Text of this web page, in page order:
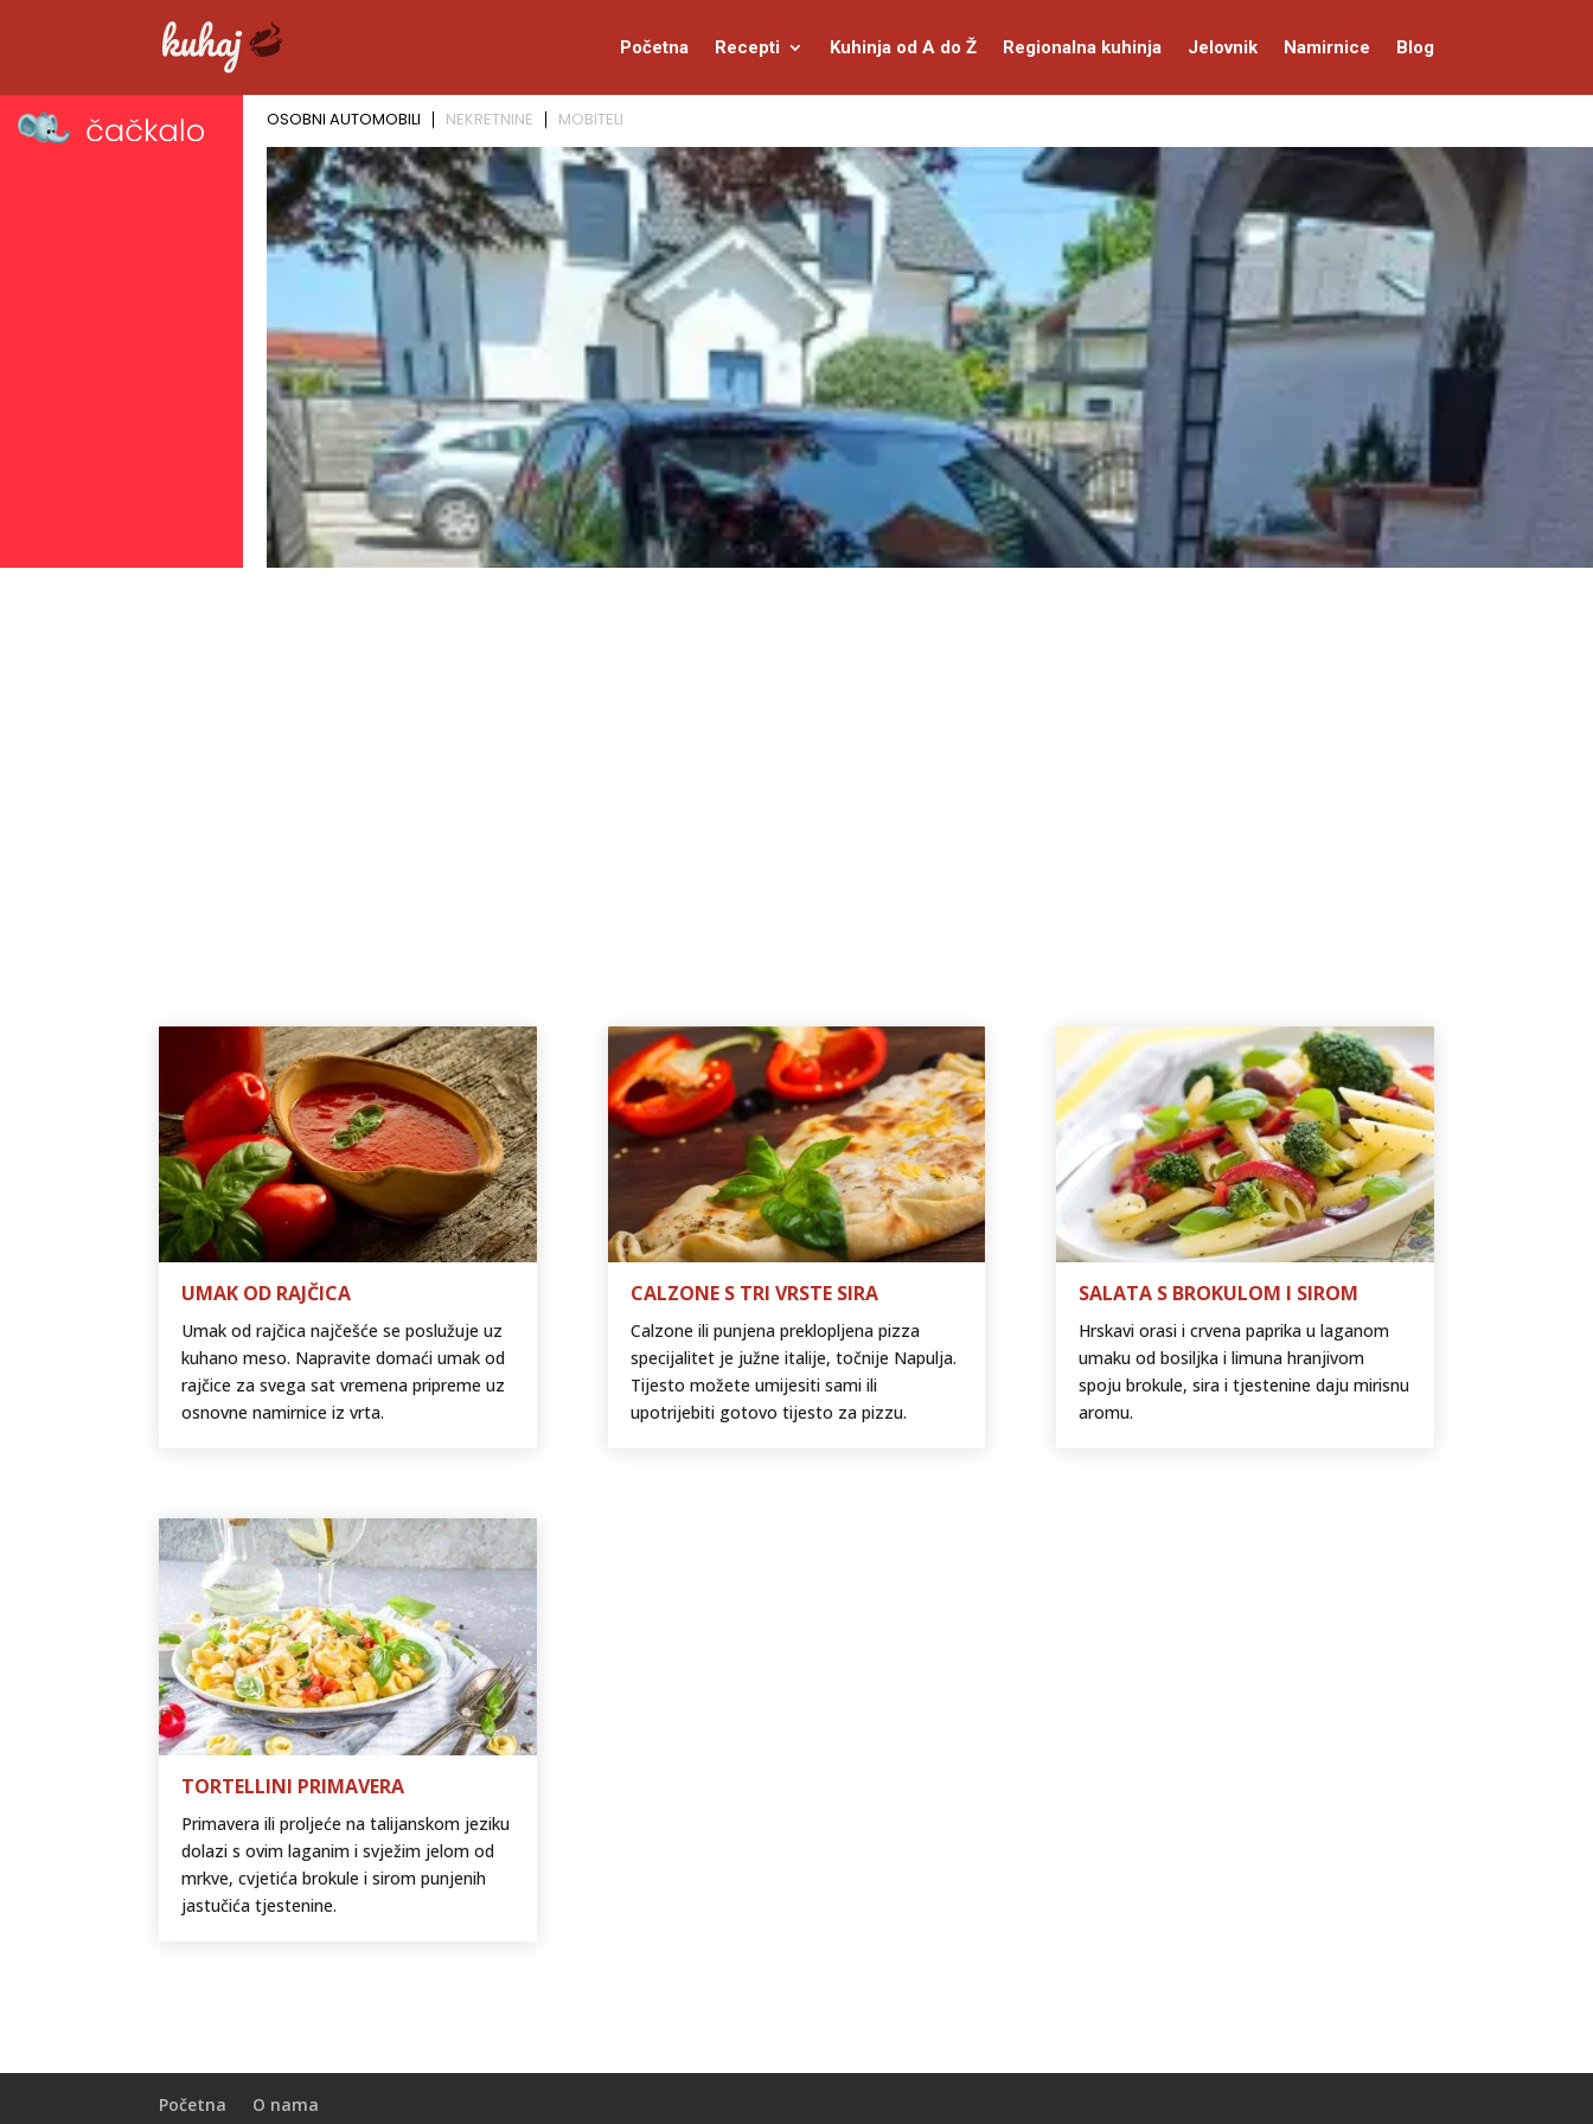
Početna Recepti Kuhinja od A do Ž Regionalna kuhinja Jelovnik Namirnice Blog
UMAK OD RAJČICA
Umak od rajčica najčešće se poslužuje uz
kuhano meso. Napravite domaći umak od
rajčice za svega sat vremena pripreme uz
osnovne namirnice iz vrta.
TORTELLINI PRIMAVERA
Primavera ili proljeće na talijanskom jeziku
dolazi s ovim laganim i svježim jelom od
mrkve, cvjetića brokule i sirom punjenih
jastučića tjestenine.
CALZONE S TRI VRSTE SIRA
Calzone ili punjena preklopljena pizza
specijalitet je južne italije, točnije Napulja.
Tijesto možete umijesiti sami ili
upotrijebiti gotovo tijesto za pizzu.
SALATA S BROKULOM I SIROM
Hrskavi orasi i crvena paprika u laganom
umaku od bosiljka i limuna hranjivom
spoju brokule, sira i tjestenine daju mirisnu
aromu.
Početna O nama